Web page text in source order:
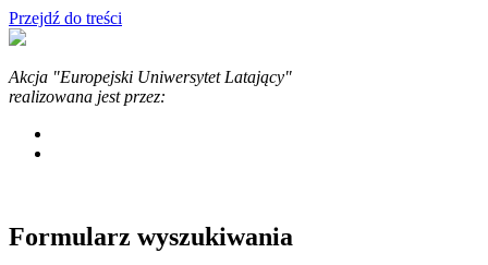
Przejdź do treści
Akcja "Europejski Uniwersytet Latający"
realizowana jest przez:
Formularz wyszukiwania